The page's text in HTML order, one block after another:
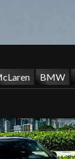
BMW